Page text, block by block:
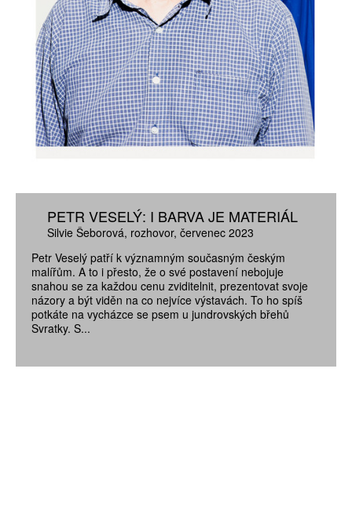
PETR VESELÝ: I BARVA JE MATERIÁL
Silvie Šeborová rozhovor červenec 2023
Petr Veselý patří k významným současným českým
malířům. A to i přesto, že o své postavení nebojuje
snahou se za každou cenu zviditelnit, prezentovat svoje
názory a být viděn na co nejvíce výstavách. To ho spíš
potkáte na vycházce se psem u jundrovských břehů
Svratky. S...